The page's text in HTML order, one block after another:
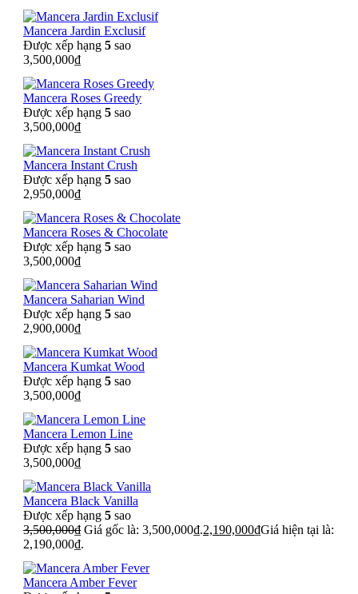
Mancera Jardin Exclusif
Được xếp hạng 5 sao
3,500,000₫
Mancera Roses Greedy
Được xếp hạng 5 sao
3,500,000₫
Mancera Instant Crush
Được xếp hạng 5 sao
2,950,000₫
Mancera Roses & Chocolate
Được xếp hạng 5 sao
3,500,000₫
Mancera Saharian Wind
Được xếp hạng 5 sao
2,900,000₫
Mancera Kumkat Wood
Được xếp hạng 5 sao
3,500,000₫
Mancera Lemon Line
Được xếp hạng 5 sao
3,500,000₫
Mancera Black Vanilla
Được xếp hạng 5 sao
3,500,000₫ Giá gốc là: 3,500,000₫.2,190,000₫Giá hiện tại là:
2,190,000₫.
Mancera Amber Fever